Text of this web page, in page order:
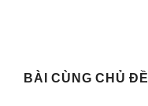
BÀI CÙNG CHỦ ĐỀ